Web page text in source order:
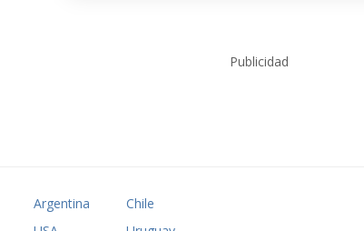
Publicidad
Argentina
Chile